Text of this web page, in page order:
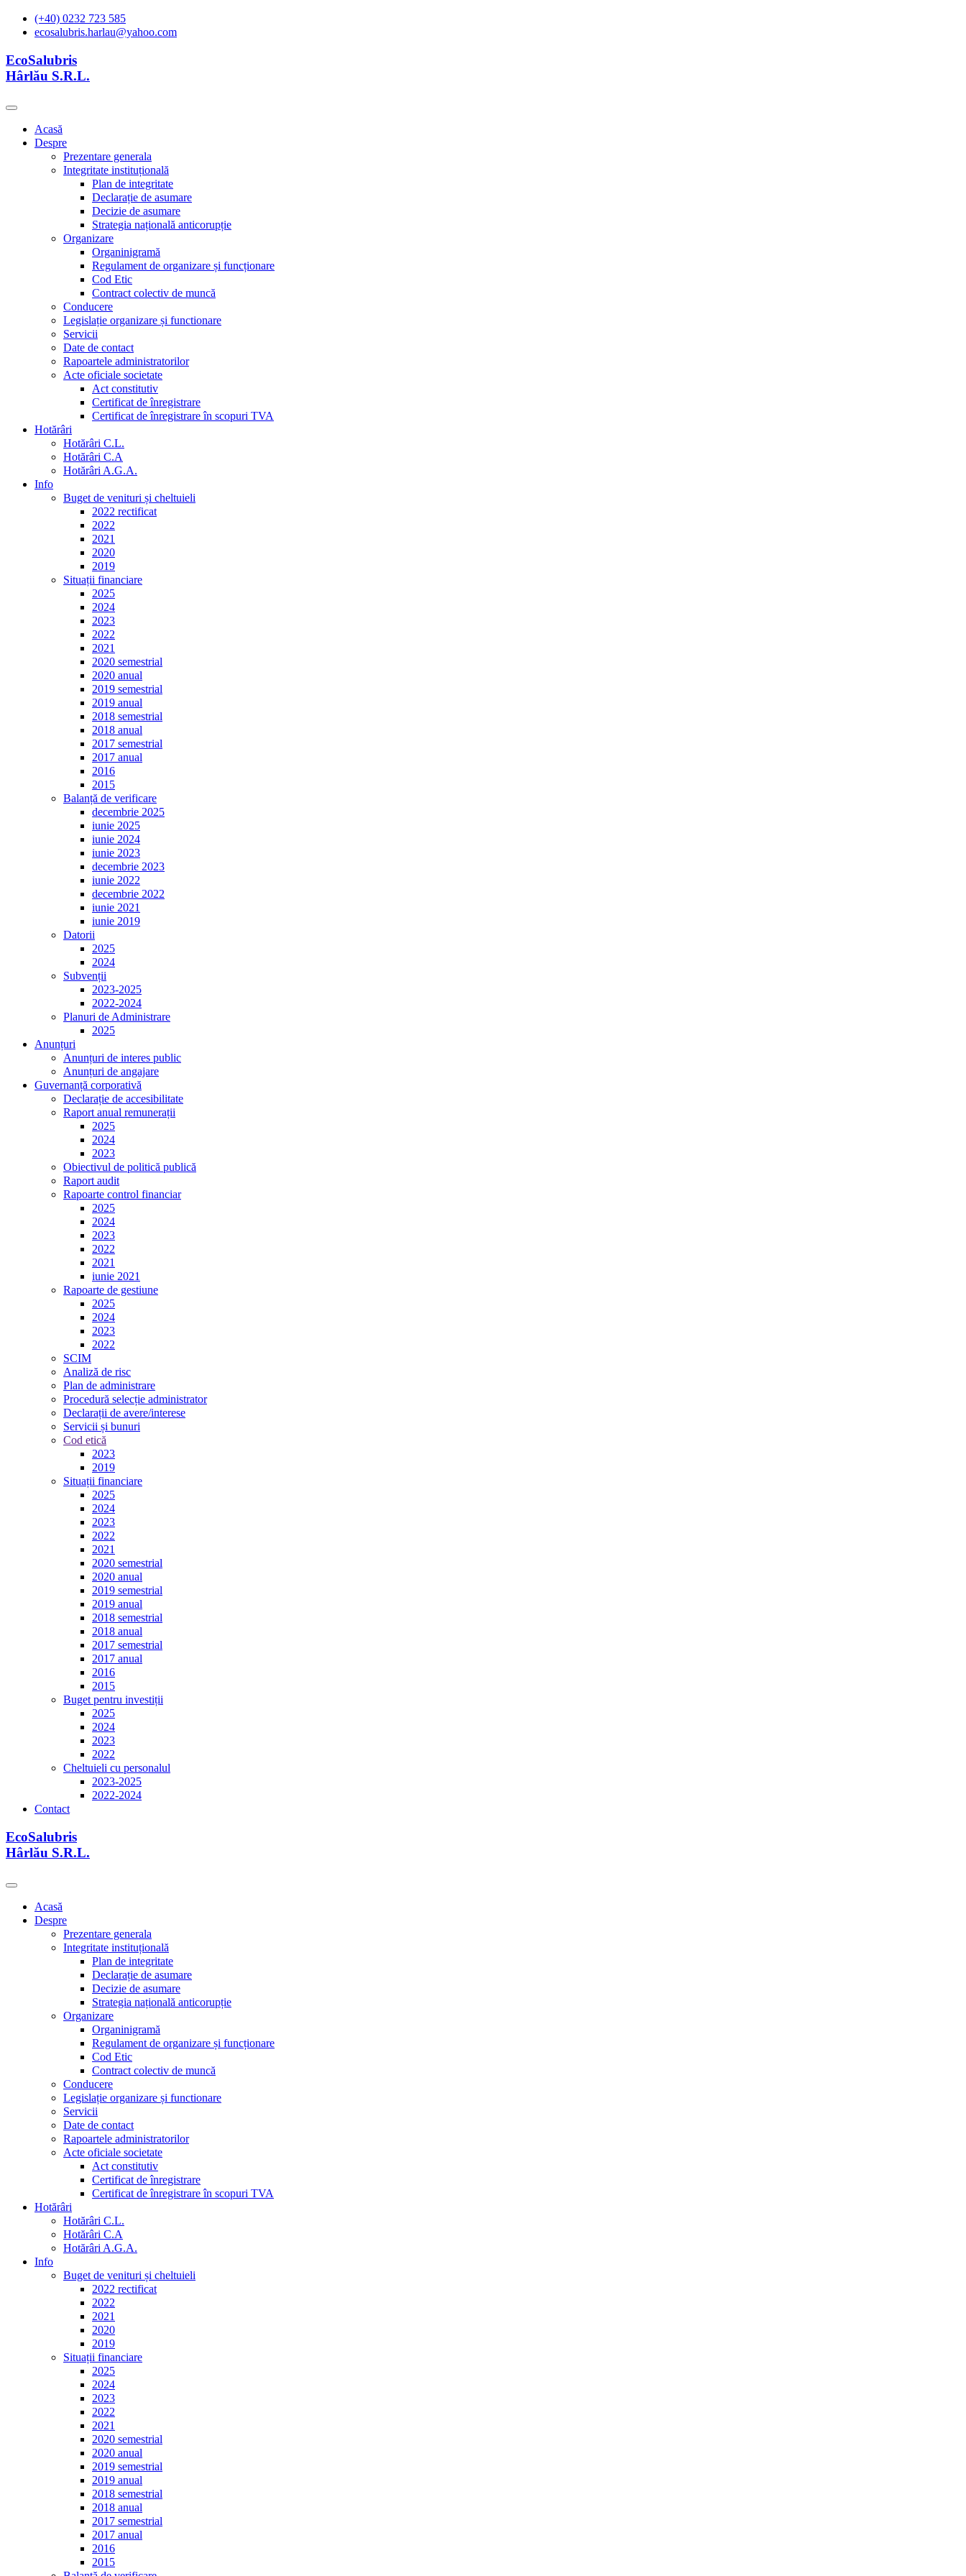
(+40) 0232 723 585
ecosalubris.harlau@yahoo.com
EcoSalubris
Hârlău S.R.L.
Acasă
Despre
Prezentare generala
Integritate instituțională
Plan de integritate
Declarație de asumare
Decizie de asumare
Strategia națională anticorupție
Organizare
Organinigramă
Regulament de organizare și funcționare
Cod Etic
Contract colectiv de muncă
Conducere
Legislație organizare și functionare
Servicii
Date de contact
Rapoartele administratorilor
Acte oficiale societate
Act constitutiv
Certificat de înregistrare
Certificat de înregistrare în scopuri TVA
Hotărâri
Hotărâri C.L.
Hotărâri C.A
Hotărâri A.G.A.
Info
Buget de venituri și cheltuieli
2022 rectificat
2022
2021
2020
2019
Situații financiare
2025
2024
2023
2022
2021
2020 semestrial
2020 anual
2019 semestrial
2019 anual
2018 semestrial
2018 anual
2017 semestrial
2017 anual
2016
2015
Balanță de verificare
decembrie 2025
iunie 2025
iunie 2024
iunie 2023
decembrie 2023
iunie 2022
decembrie 2022
iunie 2021
iunie 2019
Datorii
2025
2024
Subvenții
2023-2025
2022-2024
Planuri de Administrare
2025
Anunțuri
Anunțuri de interes public
Anunțuri de angajare
Guvernanță corporativă
Declarație de accesibilitate
Raport anual remunerații
2025
2024
2023
Obiectivul de politică publică
Raport audit
Rapoarte control financiar
2025
2024
2023
2022
2021
iunie 2021
Rapoarte de gestiune
2025
2024
2023
2022
SCIM
Analiză de risc
Plan de administrare
Procedură selecție administrator
Declarații de avere/interese
Servicii și bunuri
Cod etică
2023
2019
Situații financiare
2025
2024
2023
2022
2021
2020 semestrial
2020 anual
2019 semestrial
2019 anual
2018 semestrial
2018 anual
2017 semestrial
2017 anual
2016
2015
Buget pentru investiții
2025
2024
2023
2022
Cheltuieli cu personalul
2023-2025
2022-2024
Contact
EcoSalubris
Hârlău S.R.L.
Acasă
Despre
Prezentare generala
Integritate instituțională
Plan de integritate
Declarație de asumare
Decizie de asumare
Strategia națională anticorupție
Organizare
Organinigramă
Regulament de organizare și funcționare
Cod Etic
Contract colectiv de muncă
Conducere
Legislație organizare și functionare
Servicii
Date de contact
Rapoartele administratorilor
Acte oficiale societate
Act constitutiv
Certificat de înregistrare
Certificat de înregistrare în scopuri TVA
Hotărâri
Hotărâri C.L.
Hotărâri C.A
Hotărâri A.G.A.
Info
Buget de venituri și cheltuieli
2022 rectificat
2022
2021
2020
2019
Situații financiare
2025
2024
2023
2022
2021
2020 semestrial
2020 anual
2019 semestrial
2019 anual
2018 semestrial
2018 anual
2017 semestrial
2017 anual
2016
2015